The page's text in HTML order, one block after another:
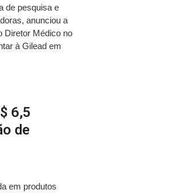
de pesquisa e
anunciou a
Diretor Médico no
à Gilead em
6,5
de
em produtos